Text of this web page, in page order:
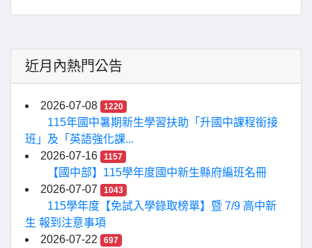
近月內熱門公告
2026-07-08 1220
115年國中暑期新生學習扶助「升國中課程銜接
班」及「英語強化課...
2026-07-16
1157
【國中部】115學年度國中新生縣府編班名冊
2026-07-07
1043
115學年度【免試入學錄取榜單】暨 7/9 高中新
生 報到注意事項
2026-07-22
697